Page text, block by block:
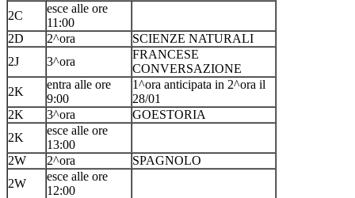
2C
esce alle ore
11:00
2D
2^ora
SCIENZE NATURALI
2J
3^ora
FRANCESE
CONVERSAZIONE
2K
entra alle ore
9:00
1^ora anticipata in 2^ora il
28/01
2K
3^ora
GOESTORIA
2K
esce alle ore
13:00
2W
2^ora
SPAGNOLO
2W
esce alle ore
12:00